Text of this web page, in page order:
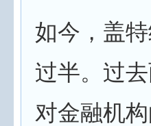
如今，盖
过半。过
对金融机